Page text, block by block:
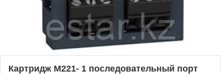
Картридж М221- 1 последовательный порт